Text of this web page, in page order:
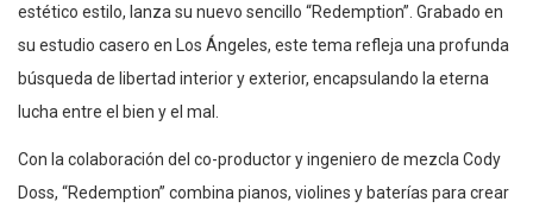
estético estilo, lanza su nuevo sencillo “Redemption”. Grabado en
su estudio casero en Los Ángeles, este tema refleja una profunda
búsqueda de libertad interior y exterior, encapsulando la eterna
lucha entre el bien y el mal.
Con la colaboración del co-productor y ingeniero de mezcla Cody
Doss, “Redemption” combina pianos, violines y baterías para crear